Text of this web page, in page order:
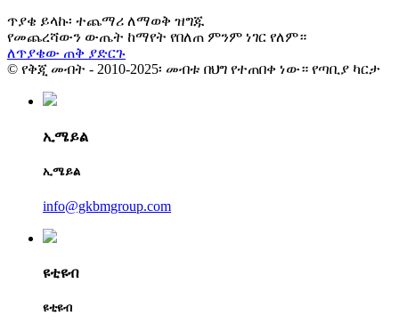
ጥያቄ ይላኩ፡ ተጨማሪ ለማወቅ ዝግጁ
የመጨረሻውን ውጤት ከማየት የበለጠ ምንም ነገር የለም።
ለጥያቄው ጠቅ ያድርጉ
© የቅጂ መብት - 2010-2025፡ መብቱ በህግ የተጠበቀ ነው። የጣቢያ ካርታ
ኢሜይል
ኢሜይል
info@gkbmgroup.com
ዩቲዩብ
ዩቲዩብ